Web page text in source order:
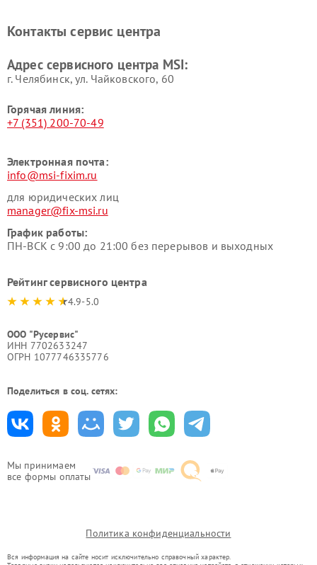
Мы принимаем
все формы оплаты
Контакты сервис центра
Адрес сервисного центра MSI:
г. Челябинск, ул. Чайковского, 60
Горячая линия:
+7 (351) 200-70-49
Электронная почта:
info@msi-fixim.ru
для юридических лиц
manager@fix-msi.ru
График работы:
ПН-ВСК с 9:00 до 21:00 без перерывов и выходных
Рейтинг сервисного центра
4.9-5.0
ООО "Русервис"
ИНН 7702633247
ОГРН 1077746335776
Поделиться в соц. сетях:
Политика конфиденциальности
Вся информация на сайте носит исключительно справочный характер.